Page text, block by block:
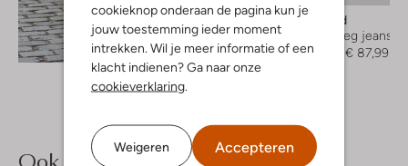
cookieknop onderaan de pagina kun je
jouw toestemming ieder moment
intrekken. Wil je meer informatie of een
klacht indienen? Ga naar onze
cookieverklaring.
Weigeren Accepteren
Ontdek de look
Woodbird
Straight leg jeans
€ 109,99
€ 87,99